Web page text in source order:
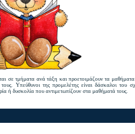
σε τμήματα ανά τάξη και προετοιμάζουν τα μαθήματα
Υπεύθυνοι της προμελέτης είναι δάσκαλοι του
ή δυσκολία που αντιμετωπίζουν στα μαθήματά τους.